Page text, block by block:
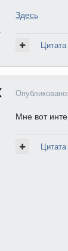
Здесь
Цитата
Опубликовано:
Мне вот
Цитата